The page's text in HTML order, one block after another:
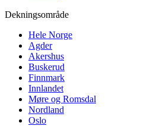
Dekningsområde
Hele Norge
Agder
Akershus
Buskerud
Finnmark
Innlandet
Møre og Romsdal
Nordland
Oslo